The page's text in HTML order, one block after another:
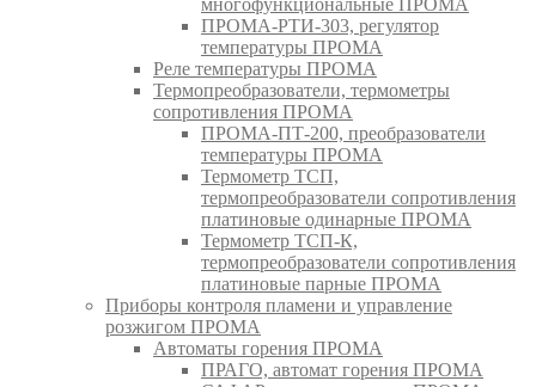
ПРОМА-РТИ-303, регулятор
температуры ПРОМА
Реле температуры ПРОМА
Термопреобразователи, термометры
сопротивления ПРОМА
ПРОМА-ПТ-200, преобразователи
температуры ПРОМА
Термометр ТСП,
термопреобразователи сопротивления
платиновые одинарные ПРОМА
Термометр ТСП-К,
термопреобразователи сопротивления
платиновые парные ПРОМА
Приборы контроля пламени и управление
розжигом ПРОМА
Автоматы горения ПРОМА
ПРАГО, автомат горения ПРОМА